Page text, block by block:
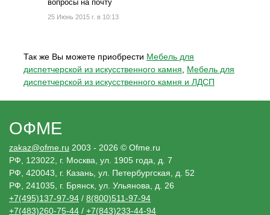
вопросы на почту
25 Июнь 2015 г. в 10:13
Так же Вы можете приобрести Мебель для
диспетчерской из искусственного камня, Мебель для
диспетчерской из искусственного камня и ЛДСП
ОФМЕ
zakaz@ofme.ru 2003 - 2026 © Ofme.ru
РФ, 123022, г. Москва, ул. 1905 года, д. 7
РФ, 420043, г. Казань, ул. Петербургская, д. 52
РФ, 241035, г. Брянск, ул. Ульянова, д. 26
+7(495)137-97-94 / 8(800)511-97-94
+7(483)260-75-44 / +7(843)233-44-94